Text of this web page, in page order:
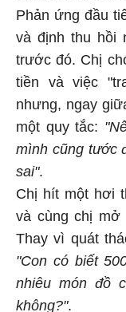
Phản ứng đầu
và định thu hồi
trước đó. Chị
tiền và việc
nhưng, ngay
một quy tắc:
mình cũng tước
sai".
Chị hít một hơi
và cùng chị mở
Thay vì quát
"Con có biết
nhiêu món đồ
không?".